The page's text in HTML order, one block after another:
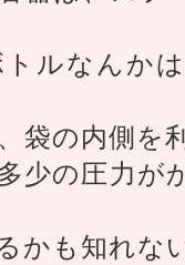
ルなんか
袋の内側を
少の圧力が
かも知れな